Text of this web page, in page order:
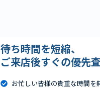
待ち時間を短縮、
ご来店後すぐの優先査
お忙しい皆様の貴重な時間を